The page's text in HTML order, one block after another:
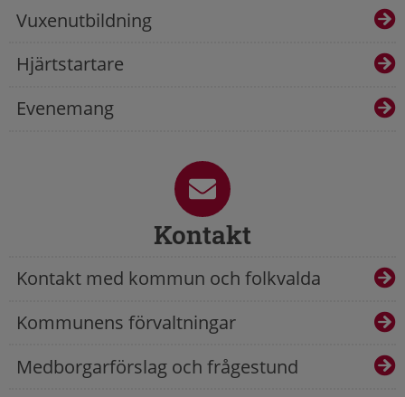
Vuxenutbildning
Hjärtstartare
Evenemang
Kontakt
Kontakt med kommun och folkvalda
Kommunens förvaltningar
Medborgarförslag och frågestund